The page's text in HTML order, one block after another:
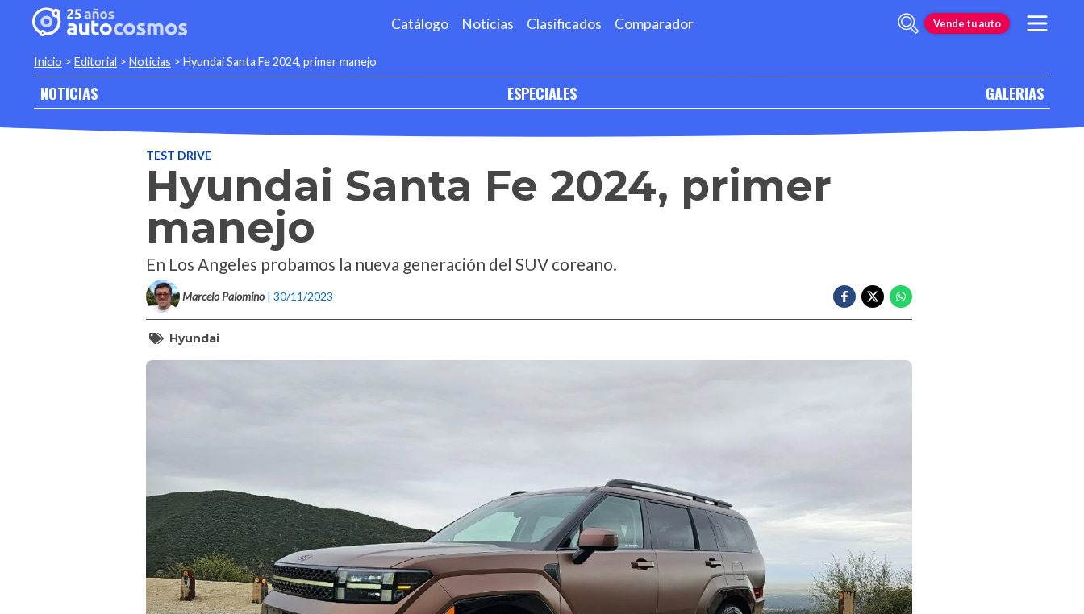
Catálogo Noticias Clasificados Comparador Vende tu auto
Inicio > Editorial > Noticias > Hyundai Santa Fe 2024, primer manejo
NOTICIAS ESPECIALES GALERIAS
TEST DRIVE
Hyundai Santa Fe 2024, primer
manejo
En Los Angeles probamos la nueva generación del SUV coreano.
Marcelo Palomino | 30/11/2023
Hyundai